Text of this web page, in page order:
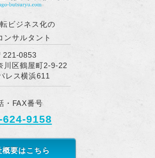
ビジネス化の
ンサルタント
221-0853
川区鶴屋町2-9-22
レス横浜611
・FAX番号
624-9158
概要はこちら